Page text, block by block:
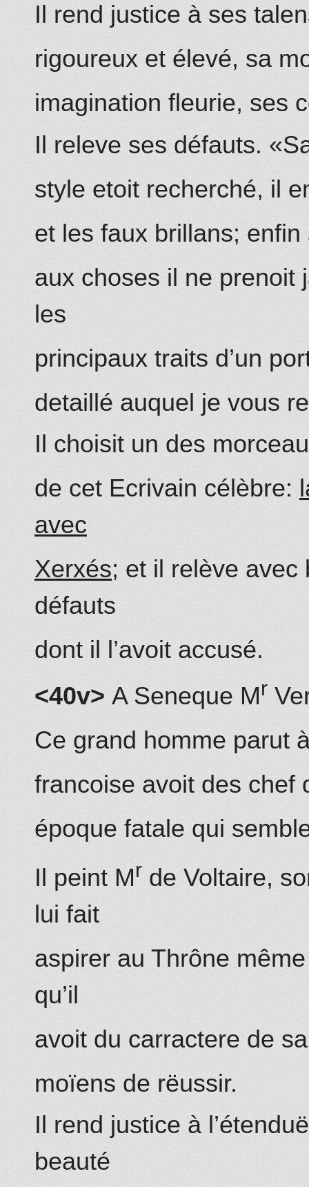
Il rend justice à ses
rigoureux et élevé, sa
imagination fleurie, ses
Il releve ses défauts.
style etoit recherché, il
et les faux brillans;
aux choses il ne prenoit
les
principaux traits d’un
detaillé auquel je vous
Il choisit un des
de cet Ecrivain célèbre:
avec
Xerxés; et il relève avec
défauts
dont il l’avoit accusé.
<40v> A Seneque Mr
Ce grand homme parut
francoise avoit des chef
époque fatale qui
Il peint Mr de Voltaire,
lui fait
aspirer au Thrône
qu’il
avoit du carractere de
moïens de rëussir.
Il rend justice à
beauté